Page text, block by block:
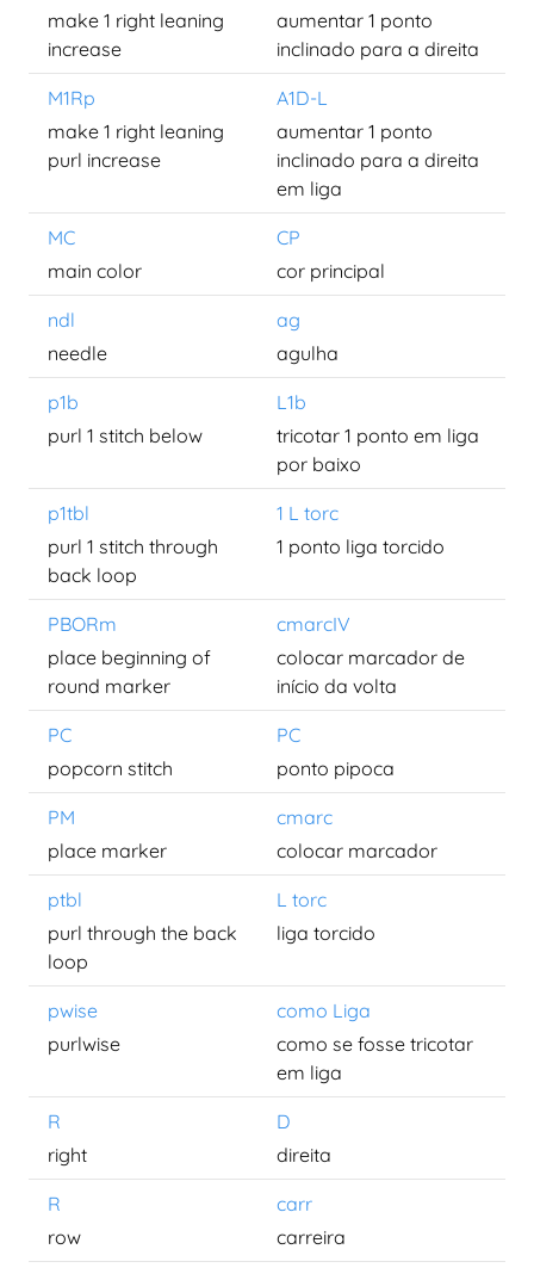
make 1 right leaning
increase
aumentar 1 ponto
inclinado para a direita
M1Rp
A1D-L
make 1 right leaning
purl increase
aumentar 1 ponto
inclinado para a direita
em liga
MC
CP
main color
cor principal
ndl
ag
needle
agulha
p1b
L1b
purl 1 stitch below
tricotar 1 ponto em liga
por baixo
p1tbl
1 L torc
purl 1 stitch through
back loop
1 ponto liga torcido
PBORm
cmarcIV
place beginning of
round marker
colocar marcador de
início da volta
PC
PC
popcorn stitch
ponto pipoca
PM
cmarc
place marker
colocar marcador
ptbl
L torc
purl through the back
loop
liga torcido
pwise
como Liga
purlwise
como se fosse tricotar
em liga
R
D
right
direita
R
carr
row
carreira